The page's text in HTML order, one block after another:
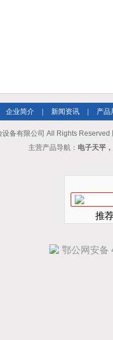
企业简介 新闻资讯 产品
备有限公司 All Rights Reserved
主营产品导航： 电子天平
推
鄂公网安备